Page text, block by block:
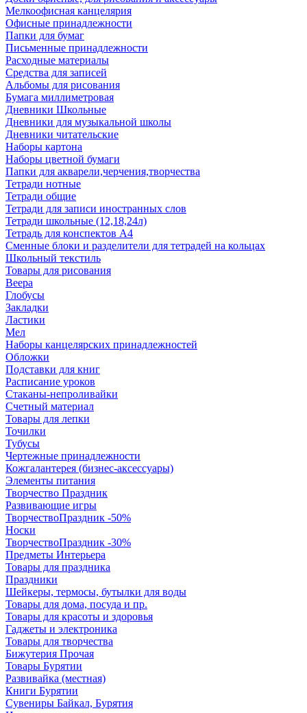
Мелкоофисная канцелярия
Офисные принадлежности
Папки для бумаг
Письменные принадлежности
Расходные материалы
Средства для записей
Альбомы для рисования
Бумага миллиметровая
Дневники Школьные
Дневники для музыкальной школы
Дневники читательские
Наборы картона
Наборы цветной бумаги
Папки для акварели,черчения,творчества
Тетради нотные
Тетради общие
Тетради для записи иностранных слов
Тетради школьные (12,18,24л)
Тетрадь для конспектов А4
Сменные блоки и разделители для тетрадей на кольцах
Школьный текстиль
Товары для рисования
Веера
Глобусы
Закладки
Ластики
Мел
Наборы канцелярских принадлежностей
Обложки
Подставки для книг
Расписание уроков
Стаканы-непроливайки
Счетный материал
Товары для лепки
Точилки
Тубусы
Чертежные принадлежности
Кожгалантерея (бизнес-аксессуары)
Элементы питания
Творчество Праздник
Развивающие игры
ТворчествоПраздник -50%
Носки
ТворчествоПраздник -30%
Предметы Интерьера
Товары для праздника
Праздники
Шейкеры, термосы, бутылки для воды
Товары для дома, посуда и пр.
Товары для красоты и здоровья
Гаджеты и электроника
Товары для творчества
Бижутерия Прочая
Товары Бурятии
Развивайка (местная)
Книги Бурятии
Сувениры Байкал, Бурятия